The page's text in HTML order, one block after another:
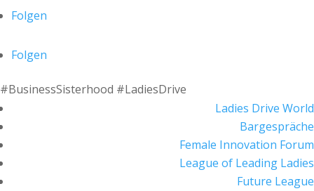
Folgen
Folgen
#BusinessSisterhood #LadiesDrive
Ladies Drive World
Bargespräche
Female Innovation Forum
League of Leading Ladies
Future League